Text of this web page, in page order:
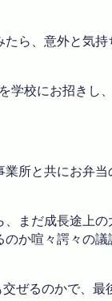
ら、意外と気持
学校にお招きし
所と共にお弁当
まだ成長途上
か喧々諤々の議
ぜるのかで、最